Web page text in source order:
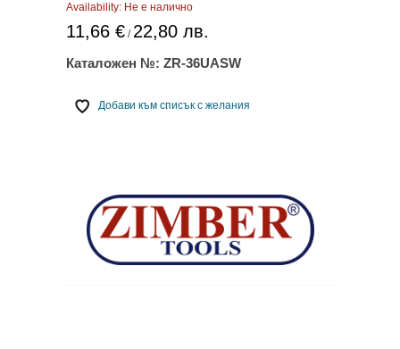
Availability: Не е налично
11,66 €/ 22,80 лв.
Каталожен №: ZR-36UASW
Добави към списък с желания